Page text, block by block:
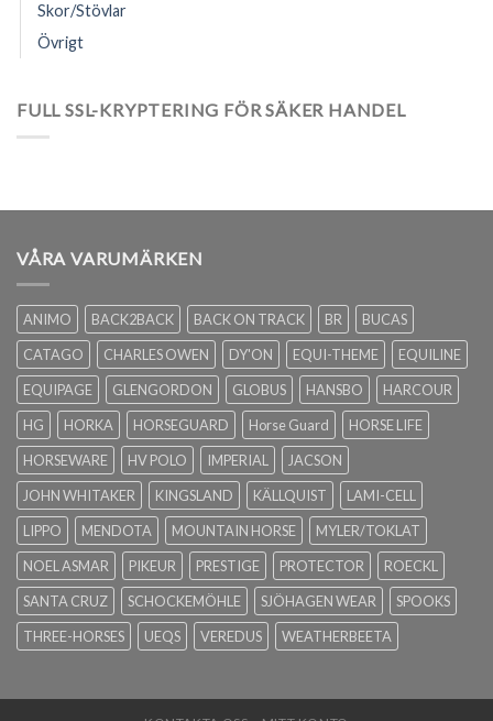
Skor/Stövlar
Övrigt
FULL SSL-KRYPTERING FÖR SÄKER HANDEL
VÅRA VARUMÄRKEN
ANIMO BACK2BACK BACK ON TRACK BR
BUCAS
CATAGO
CHARLES OWEN DY'ON EQUI-THEME
EQUILINE
EQUIPAGE
GLENGORDON GLOBUS HANSBO
HARCOUR
HG
HORKA HORSEGUARD Horse Guard
HORSE LIFE
HORSEWARE
HV POLO IMPERIAL
JACSON
JOHN WHITAKER
KINGSLAND KÄLLQUIST
LAMI-CELL
LIPPO
MENDOTA MOUNTAIN HORSE
MYLER/TOKLAT
NOEL ASMAR
PIKEUR PRESTIGE PROTECTOR
ROECKL
SANTA CRUZ
SCHOCKEMÖHLE SJÖHAGEN WEAR
SPOOKS
THREE-HORSES
UEQS VEREDUS WEATHERBEETA